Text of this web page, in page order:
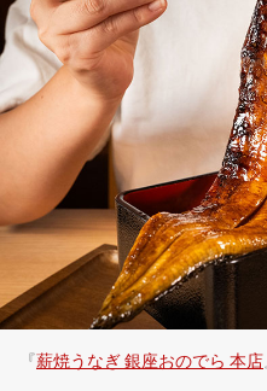
『薪焼うなぎ 銀座おのでら 本店